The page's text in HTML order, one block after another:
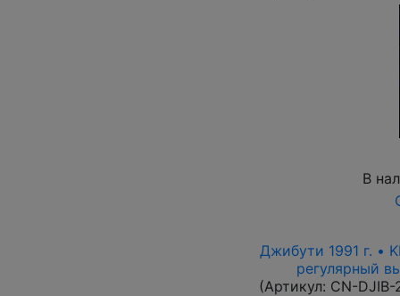
В
Джибути 1991 г. •
регулярный
(Артикул: CN-DJIB-